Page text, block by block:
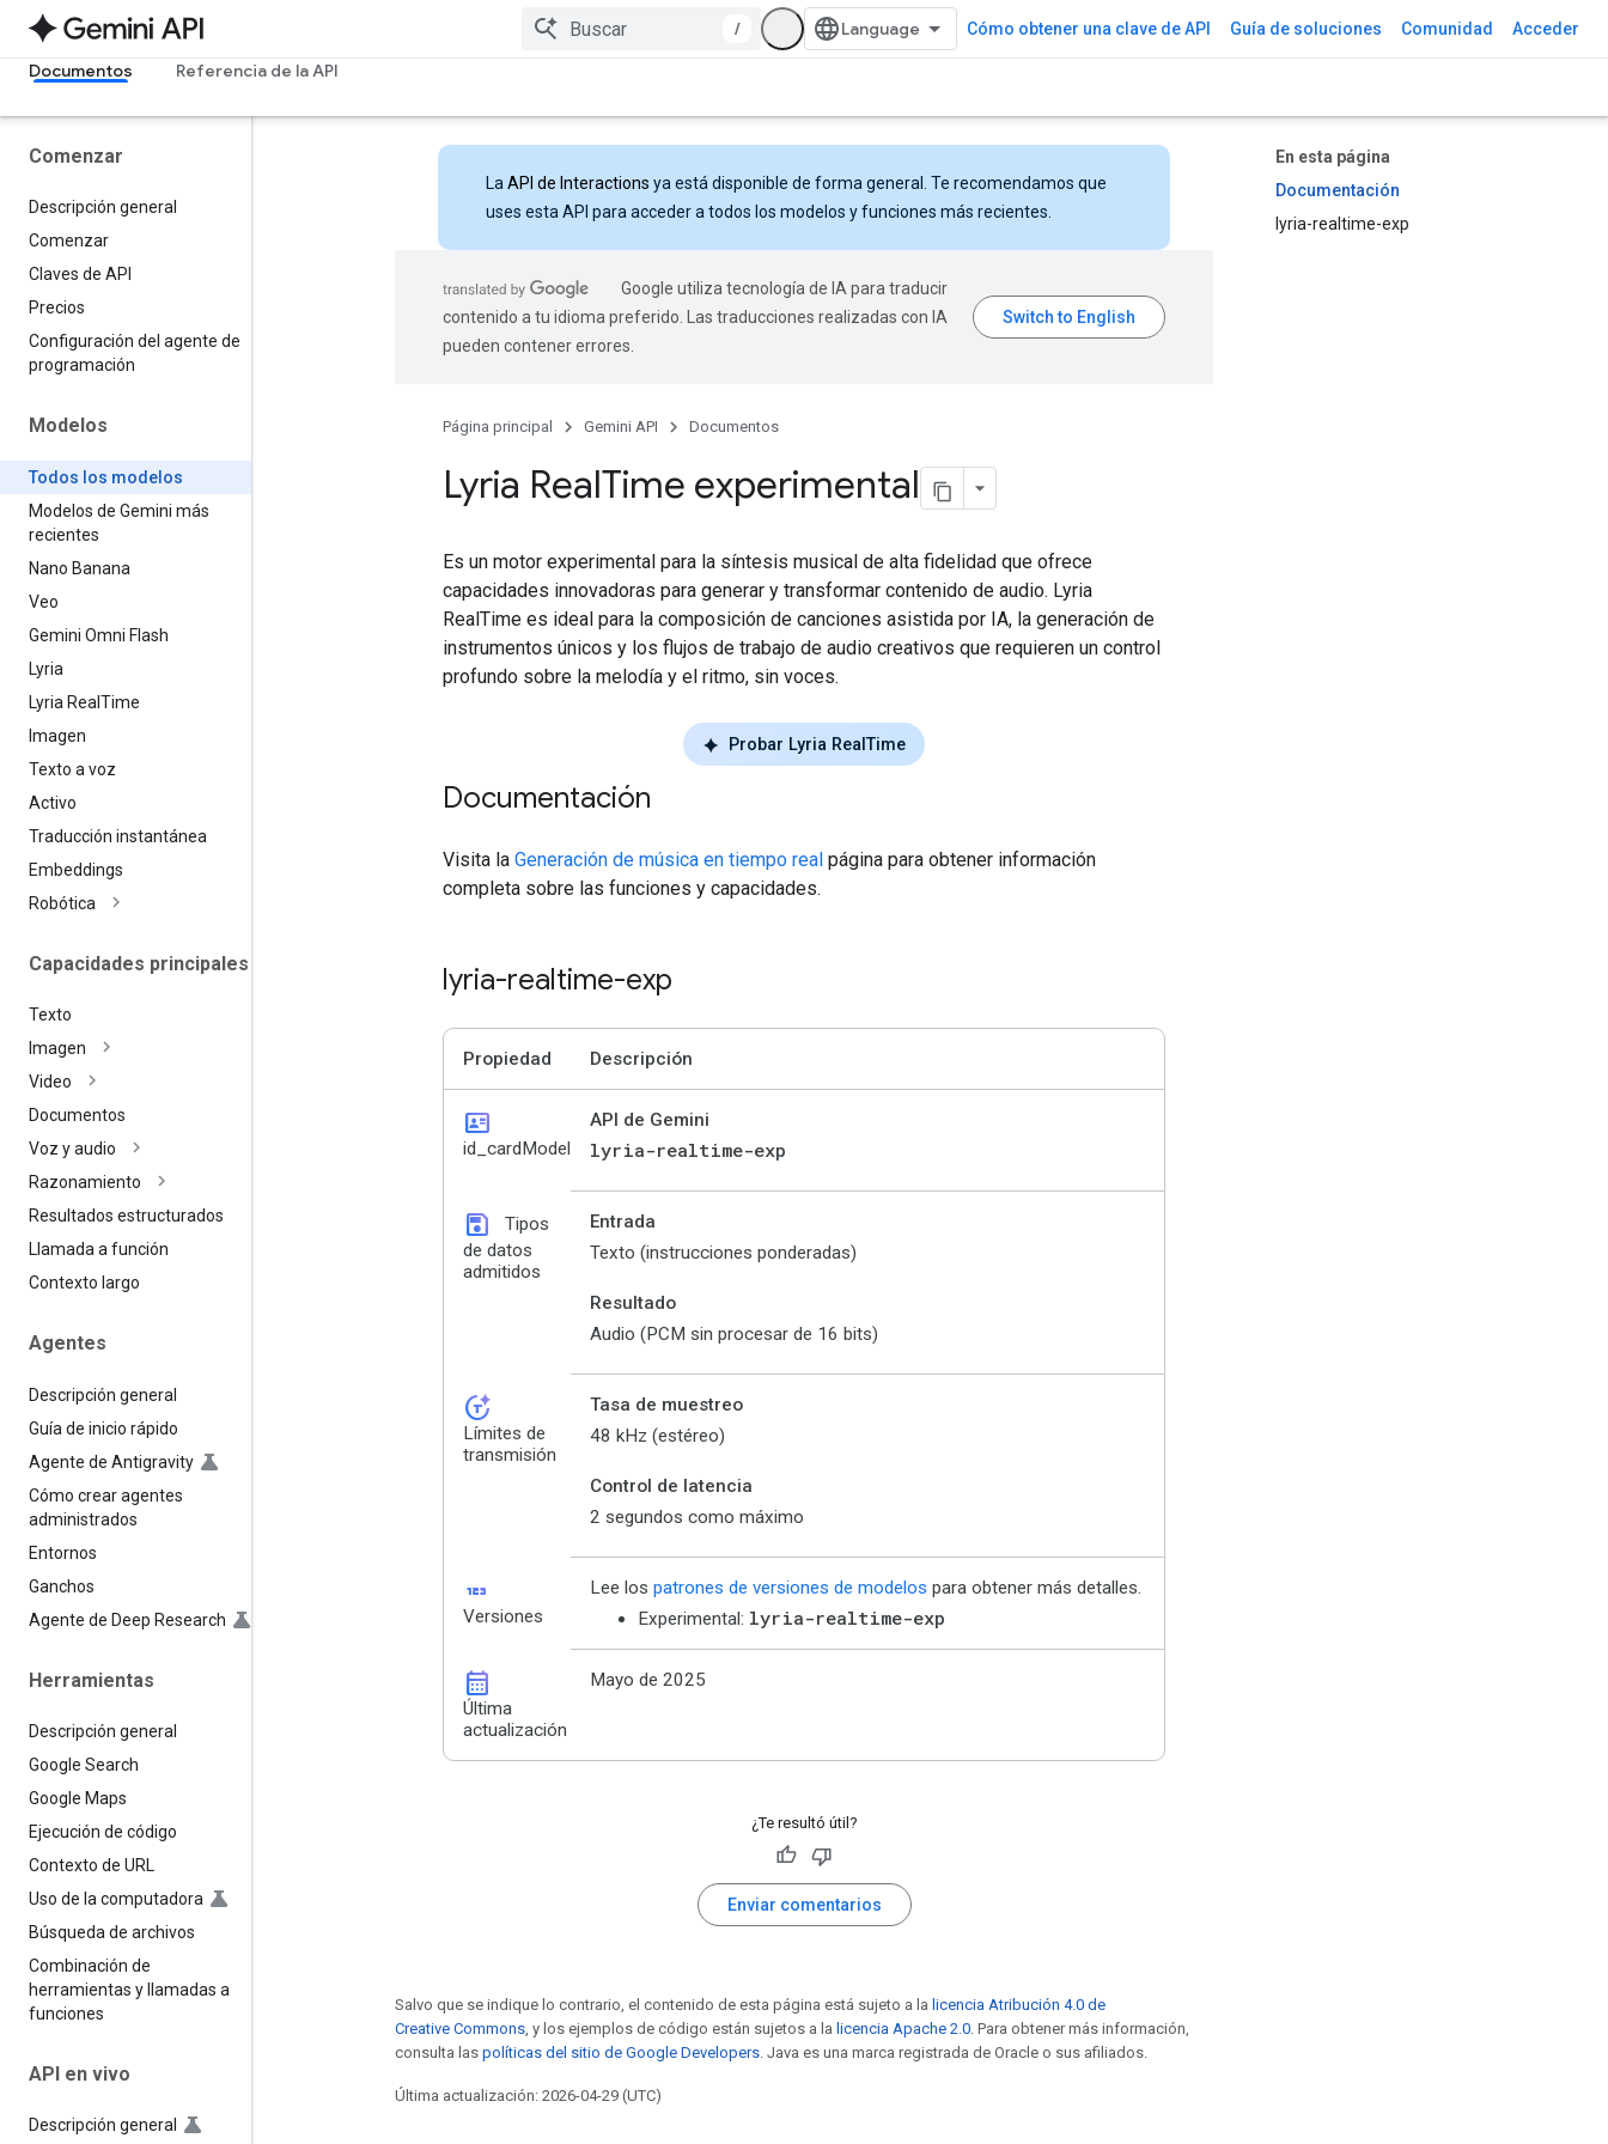
/ Cómo obtener una clave de API Guía de soluciones Comunidad Acceder
Documentos Referencia de la API
Comenzar
Descripción general
Comenzar
Claves de API
Precios
Configuración del agente de
programación
Modelos
Todos los modelos
Modelos de Gemini más
recientes
Nano Banana
Veo
Gemini Omni Flash
Lyria
Lyria Real Time
Imagen
Texto a voz
Activo
Traducción instantánea
Embeddings
Robótica
Capacidades principales
Texto
Imagen
Video
Documentos
Voz y audio
Razonamiento
Resultados estructurados
Llamada a función
Contexto largo
Agentes
Descripción general
Guía de inicio rápido
Agente de Antigravity
Cómo crear agentes
administrados
Entornos
Ganchos
Agente de Deep Research
Herramientas
Descripción general
Google Search
Google Maps
Ejecución de código
Contexto de URL
Uso de la computadora
Búsqueda de archivos
Combinación de
herramientas y llamadas a
funciones
API en vivo
Descripción general
En esta página
Documentación
lyria-realtime-exp
La API de Interactions ya está disponible de forma general. Te recomendamos que
uses esta API para acceder a todos los modelos y funciones más recientes.
Google utiliza tecnología de IA para traducir
contenido a tu idioma preferido. Las traducciones realizadas con IA
pueden contener errores.
Página principal Gemini API Documentos
Lyria RealTime experimental
Es un motor experimental para la síntesis musical de alta fidelidad que ofrece
capacidades innovadoras para generar y transformar contenido de audio. Lyria
RealTime es ideal para la composición de canciones asistida por IA, la generación de
instrumentos únicos y los flujos de trabajo de audio creativos que requieren un control
profundo sobre la melodía y el ritmo, sin voces.
Probar Lyria RealTime
Documentación
Visita la Generación de música en tiempo real página para obtener información
completa sobre las funciones y capacidades.
lyria-realtime-exp
Propiedad Descripción
id_card
id_cardModel
API de Gemini
lyria-realtime-exp
save
Tipos
de datos
admitidos
Entrada
Texto (instrucciones ponderadas)
Resultado
Audio (PCM sin procesar de 16 bits)
token_auto
Límites de
transmisión
Tasa de muestreo
48 kHz (estéreo)
Control de latencia
2 segundos como máximo
123
Versiones
Lee los patrones de versiones de modelos para obtener más detalles.
Experimental: lyria-realtime-exp
calendar_month
Última
actualización
Mayo de 2025
¿Te resultó útil?
Enviar comentarios
Salvo que se indique lo contrario, el contenido de esta página está sujeto a la licencia Atribución 4.0 de
Creative Commons, y los ejemplos de código están sujetos a la licencia Apache 2.0. Para obtener más información,
consulta las políticas del sitio de Google Developers. Java es una marca registrada de Oracle o sus afiliados.
Última actualización: 2026-04-29 (UTC)